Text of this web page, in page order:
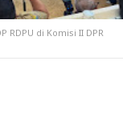
RDPU di Komisi II DPR